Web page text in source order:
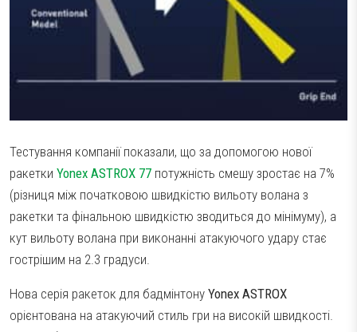
Тестування компанії показали, що за допомогою нової
ракетки Yonex ASTROX 77 потужність смешу зростає на 7%
(різниця між початковою швидкістю вильоту волана з
ракетки та фінальною швидкістю зводиться до мінімуму), а
кут вильоту волана при виконанні атакуючого удару стає
гострішим на 2.3 градуси.
Нова серія ракеток для бадмінтону Yonex ASTROX
орієнтована на атакуючий стиль гри на високій швидкості.